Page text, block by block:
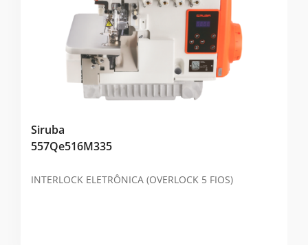
Siruba
557Qe516M335
INTERLOCK ELETRÔNICA (OVERLOCK 5 FIOS)